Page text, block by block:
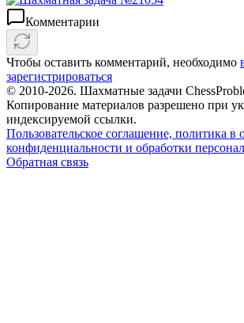
Комментарии
Чтобы оставить комментарий, необходимо
зарегистрироваться
© 2010-2026. Шахматные задачи
Копирование материалов разрешено при
индексируемой ссылки.
Пользовательское соглашение, политика в
конфиденциальности и обработки
Обратная связь